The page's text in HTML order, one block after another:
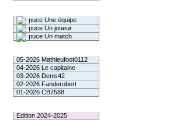
Une équipe
Un joueur
Un match
05-2026 Mathieufoot0112
04-2026 Le capitaine
03-2026 Denis42
02-2026 Fanderobert
01-2026 CB7588
Edition 2024-2025